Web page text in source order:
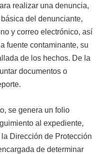
realizar una denuncia,
del denunciante,
y correo electrónico, así
fuente contaminante, su
de los hechos. De la
documentos o
se genera un folio
al expediente,
Dirección de Protección
de determinar